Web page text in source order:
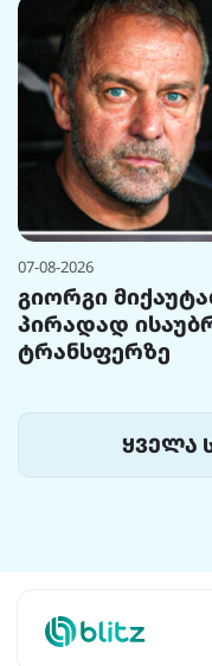
07-08-2026
გიორგი
პირადად
ტრანსფერზე
ყველა